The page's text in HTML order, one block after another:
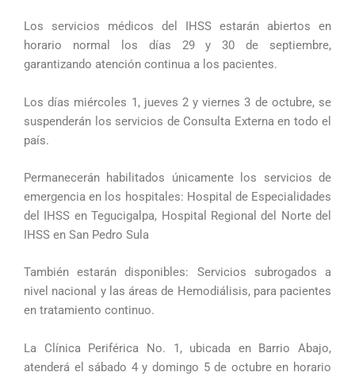
Los servicios médicos del IHSS estarán abiertos en
horario normal los días 29 y 30 de septiembre,
garantizando atención continua a los pacientes.
Los días miércoles 1, jueves 2 y viernes 3 de octubre, se
suspenderán los servicios de Consulta Externa en todo el
país.
Permanecerán habilitados únicamente los servicios de
emergencia en los hospitales: Hospital de Especialidades
del IHSS en Tegucigalpa, Hospital Regional del Norte del
IHSS en San Pedro Sula
También estarán disponibles: Servicios subrogados a
nivel nacional y las áreas de Hemodiálisis, para pacientes
en tratamiento continuo.
La Clínica Periférica No. 1, ubicada en Barrio Abajo,
atenderá el sábado 4 y domingo 5 de octubre en horario